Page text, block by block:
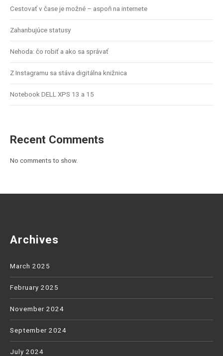
Cestovať v čase je možné – aspoň na internete
Zahanbujúce statusy
Nehoda: čo robiť a ako sa správať
Z Instagramu sa stáva digitálna knižnica
Notebook DELL XPS 13 a 15
Recent Comments
No comments to show.
Archives
March 2025
February 2025
November 2024
September 2024
July 2024